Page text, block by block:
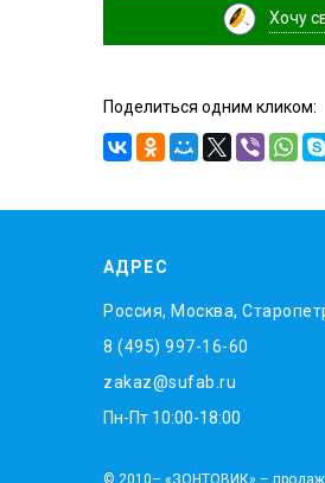
Хочу
Поделиться одним кликом:
АДРЕС
Россия, Москва,
8 (495) 997-16-60
zakaz@sufab.ru
Пн-Пт 10:00-18:00
© 2010– «ЗОНТОВИК» –